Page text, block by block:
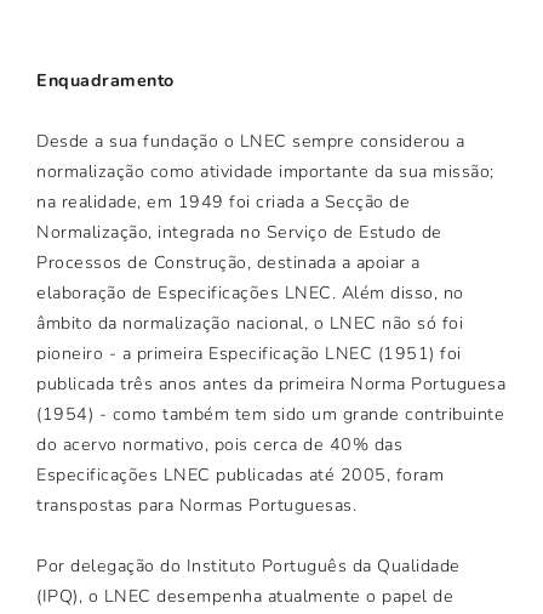
Enquadramento
Desde a sua fundação o LNEC sempre considerou a
normalização como atividade importante da sua missão;
na realidade, em 1949 foi criada a Secção de
Normalização, integrada no Serviço de Estudo de
Processos de Construção, destinada a apoiar a
elaboração de Especificações LNEC. Além disso, no
âmbito da normalização nacional, o LNEC não só foi
pioneiro - a primeira Especificação LNEC (1951) foi
publicada três anos antes da primeira Norma Portuguesa
(1954) - como também tem sido um grande contribuinte
do acervo normativo, pois cerca de 40% das
Especificações LNEC publicadas até 2005, foram
transpostas para Normas Portuguesas.
Por delegação do Instituto Português da Qualidade
(IPQ), o LNEC desempenha atualmente o papel de